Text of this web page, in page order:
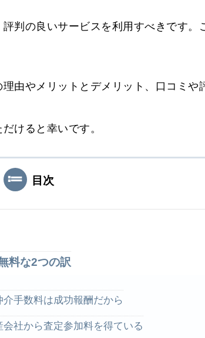
判の良いサービスを利用すべきです。
由やメリットとデメリット、口コミや
けると幸いです。
目次
料な2つの訳
手数料は成功報酬だから
社から査定参加料を得ている